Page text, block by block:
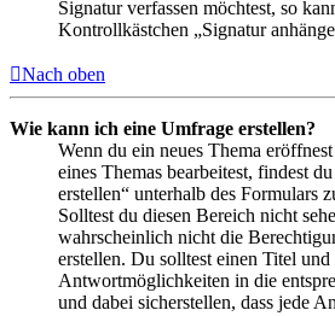
Signatur verfassen möchtest, so
Kontrollkästchen „Signatur
Nach oben
Wie kann ich eine Umfrage erstellen?
Wenn du ein neues Thema
eines Themas bearbeitest, findest
erstellen“ unterhalb des Formulars
Solltest du diesen Bereich nicht
wahrscheinlich nicht die
erstellen. Du solltest einen Titel und
Antwortmöglichkeiten in die
und dabei sicherstellen, dass jede